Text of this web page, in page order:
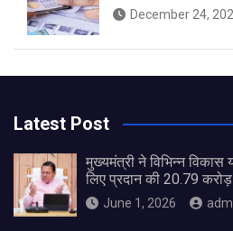
December 24,
Latest Post
मुख्यमंत्री ने विभिन्न विकास
लिए प्रदान की 20.79 करोड़
June 1, 2026